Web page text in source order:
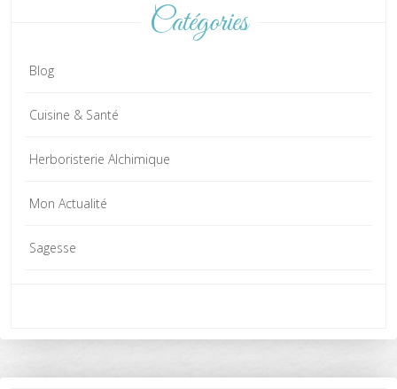
Catégories
Blog
Cuisine & Santé
Herboristerie Alchimique
Mon Actualité
Sagesse